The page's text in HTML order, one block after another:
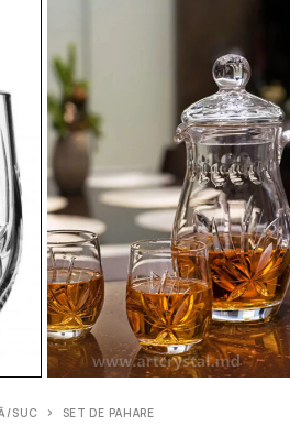
SUC SET DE PAHARE